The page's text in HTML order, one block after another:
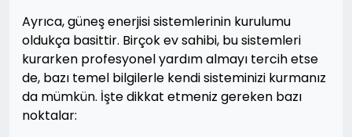
Ayrıca, güneş enerjisi sistemlerinin kurulumu
oldukça basittir. Birçok ev sahibi, bu sistemleri
kurarken profesyonel yardım almayı tercih etse
de, bazı temel bilgilerle kendi sisteminizi kurmanız
da mümkün. İşte dikkat etmeniz gereken bazı
noktalar: